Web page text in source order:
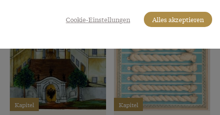
Kapitel Kapitel
Cookie-Einstellungen Alles akzeptieren